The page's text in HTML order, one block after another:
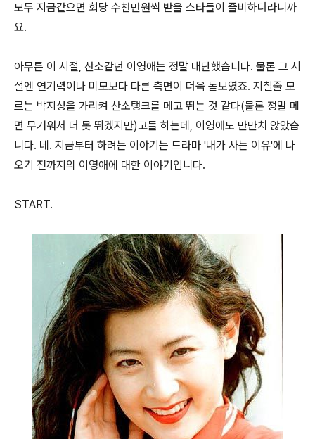
모두 지금같으면 회당 수천만원씩 받을 스타들이 즐비하더라니까
요.
아무튼 이 시절, 산소같던 이영애는 정말 대단했습니다. 물론 그 시
절엔 연기력이나 미모보다 다른 측면이 더욱 돋보였죠. 지칠줄 모
르는 박지성을 가리켜 산소탱크를 메고 뛰는 것 같다(물론 정말 메
면 무거워서 더 못 뛰겠지만)고들 하는데, 이영애도 만만치 않았습
니다. 네. 지금부터 하려는 이야기는 드라마 '내가 사는 이유'에 나
오기 전까지의 이영애에 대한 이야기입니다.
START.